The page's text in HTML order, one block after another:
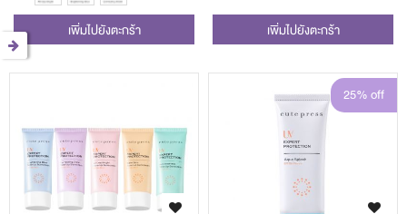
เพิ่มไปยังตะกร้า เพิ่มไปยังตะกร้า
25% off